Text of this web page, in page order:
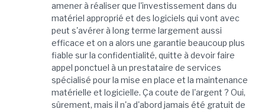
amener à réaliser que l'investissement dans du
matériel approprié et des logiciels qui vont avec
peut s'avérer à long terme largement aussi
efficace et on a alors une garantie beaucoup plus
fiable sur la confidentialité, quitte à devoir faire
appel ponctuel à un prestataire de services
spécialisé pour la mise en place et la maintenance
matérielle et logicielle. Ça coute de l'argent ? Oui,
sûrement, mais il n'a d'abord jamais été gratuit de